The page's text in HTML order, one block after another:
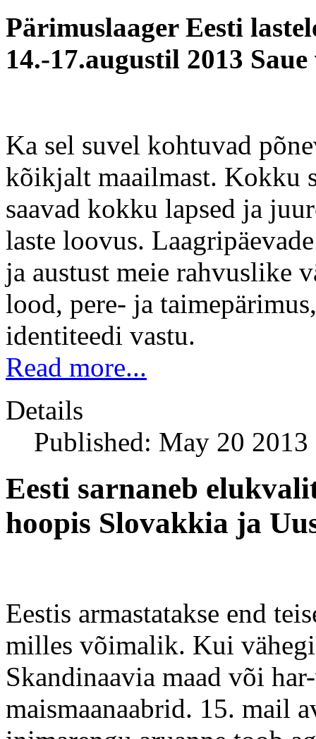
Pärimuslaager Eesti
14.-17.augustil 2013
Ka sel suvel kohtuvad
kõikjalt maailmast. Kokku
saavad kokku lapsed ja
laste loovus.
ja austust meie rahvuslike
lood, pere- ja
identiteedi vastu.
Read more...
Details
Published: May 20 2013
Eesti sarnaneb
hoopis Slovakkia ja
Eestis armastatakse end
milles võimalik. Kui
Skandinaavia maad või
maismaanaabrid. 15. mail